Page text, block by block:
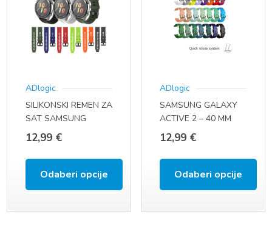
više
varijanti.
Opcije
mogu
odabrati
na
proizvoda
više
varijanti.
Opcije
mogu
odabrati
na
proizvoda
ADlogic
SILIKONSKI REMEN ZA
SAT SAMSUNG
GALAXY WATCH 46
MM (SM-R800 / SM-
R805) (22 MM)
12,99 €
Odaberi opcije
ADlogic
SAMSUNG GALAXY
ACTIVE 2 – 40 MM
(SM-R830 / SM-R835)
ACTIVE 2 – 44 MM
(SM-R820 / SM-R825)
ACTIVE (SM-R500)
(20 MM)
12,99 €
Odaberi opcije